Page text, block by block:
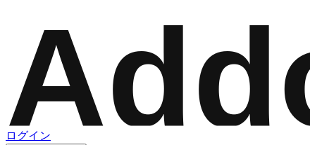
ログイン